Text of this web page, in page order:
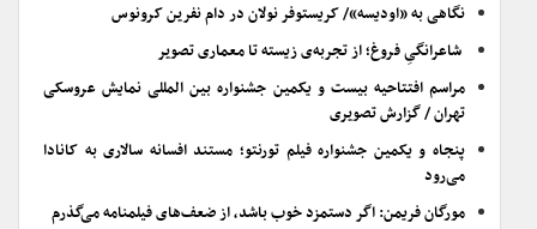
نگاهی به «اودیسه»/ کریستوفر نولان در دام نفرین کرونوس
شاعرانگیِ فروغ؛ از تجربه‌ی زیسته تا معماری تصویر
مراسم افتتاحیه بیست و یکمین جشنواره بین المللی نمایش عروسکی
تهران / گزارش تصویری
پنجاه و یکمین جشنواره فیلم تورنتو؛ مستند افسانه سالاری به کانادا
می‌رود
مورگان فریمن: اگر دستمزد خوب باشد، از ضعف‌های فیلمنامه می‌گذرم